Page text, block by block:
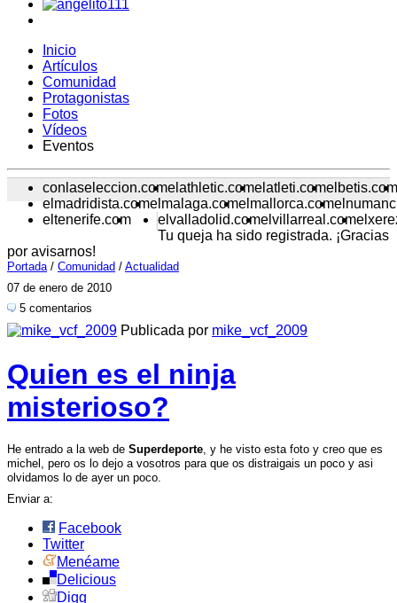
Inicio
Artículos
Comunidad
Protagonistas
Fotos
Vídeos
Eventos
conlaseleccion.comelathletic.comelatleti.comelbetis.com
elmadridista.comelmalaga.comelmallorca.com
eltenerife.com
elvalladolid.comelvillarreal.com
Tu queja ha sido registrada. ¡Gracias
por avisarnos!
Portada / Comunidad / Actualidad
07 de enero de 2010
5 comentarios
Publicada por mike_vcf_2009
Quien es el ninja
misterioso?
He entrado a la web de Superdeporte, y he visto esta foto y creo que es
michel, pero os lo dejo a vosotros para que os distraigais un poco y asi
olvidamos lo de ayer un poco.
Enviar a:
Facebook
Twitter
Menéame
Delicious
Digg